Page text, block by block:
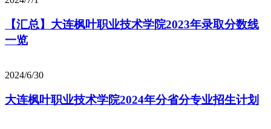
【汇总】大连枫叶职业技术学院2023年录取分数线
一览
2024/6/30
大连枫叶职业技术学院2024年分省分专业招生计划